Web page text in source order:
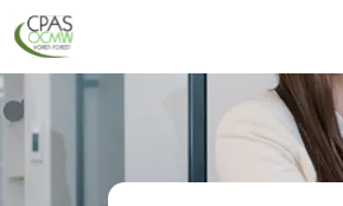
Overslaan en naar de inhoud gaan